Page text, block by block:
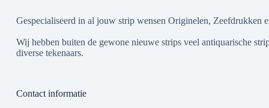
Gespecialiseerd in al jouw strip wensen Originelen, Zeefdrukken
Wij hebben buiten de gewone nieuwe strips veel antiquarische
diverse tekenaars.
Contact informatie